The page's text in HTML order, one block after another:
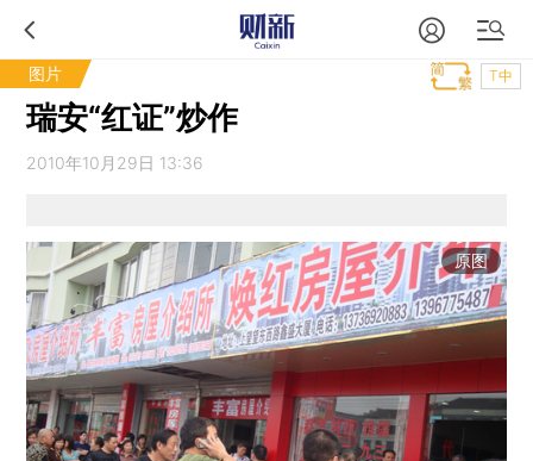
图片 T中
瑞安“红证”炒作
2010年10月29日 13:36
原图